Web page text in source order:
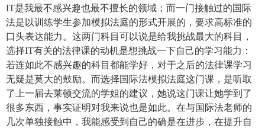
IT是我最不感兴趣也最不擅长的领域；而一门接触过的国际
法是以训练学生参加模拟法庭的形式开展的，要求高标准的
口头表达能力。这两门科目可以说是给我挑战最大的科目，
选择IT有关的法律课的动机是想挑战一下自己的学习能力：
若连如此不感兴趣的科目都能学好，对于之后的法律课学习
无疑是莫大的鼓励。而选择国际法模拟法庭这门课，是听取
了上一届去莱顿交流的学姐的建议，她说这门课让她学到了
很多东西，事实证明对我来说也是如此。在与国际法老师的
几次单独接触中，我能感受到自己的确是在进步，在提升自